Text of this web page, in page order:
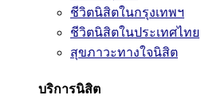
ชีวิตนิสิตในกรุงเทพฯ
ชีวิตนิสิตในประเทศไทย
สุขภาวะทางใจนิสิต
บริการนิสิต